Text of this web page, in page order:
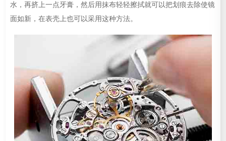
水，再挤上一点牙膏，然后用抹布轻轻擦拭就可以把划痕去除使镜
面如新，在表壳上也可以采用这种方法。